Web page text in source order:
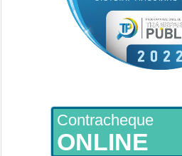
Contracheque
ONLINE